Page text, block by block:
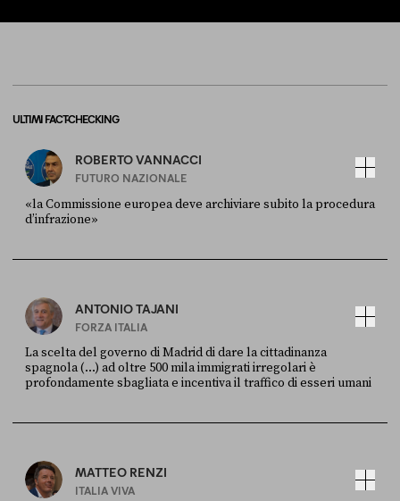
ULTIMI FACT-CHECKING
ROBERTO VANNACCI
FUTURO NAZIONALE
«la Commissione europea deve archiviare subito la procedura
d’infrazione»
ANTONIO TAJANI
FORZA ITALIA
La scelta del governo di Madrid di dare la cittadinanza
spagnola (...) ad oltre 500 mila immigrati irregolari è
profondamente sbagliata e incentiva il traffico di esseri umani
MATTEO RENZI
ITALIA VIVA